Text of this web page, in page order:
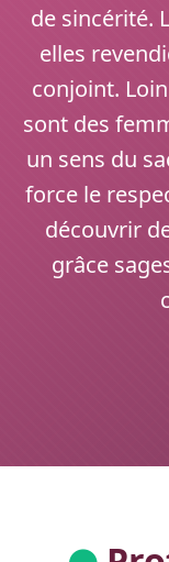
de sincérité.
elles
conjoint.
sont des
un sens du
force le
découvrir
grâce